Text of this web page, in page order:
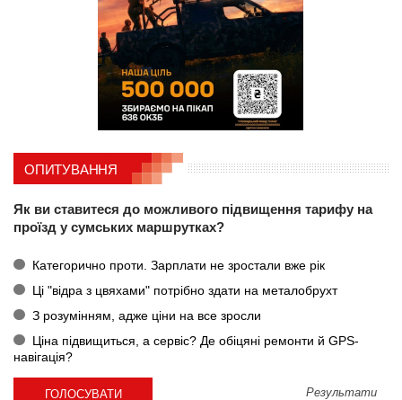
ОПИТУВАННЯ
Як ви ставитеся до можливого підвищення тарифу на
проїзд у сумських маршрутках?
Категорично проти. Зарплати не зростали вже рік
Ці "відра з цвяхами" потрібно здати на металобрухт
З розумінням, адже ціни на все зросли
Ціна підвищиться, а сервіс? Де обіцяні ремонти й GPS-
навігація?
Результати